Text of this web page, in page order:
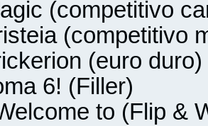
(competitivo
(competitivo
(euro duro)
6! (Filler)
to (Flip &